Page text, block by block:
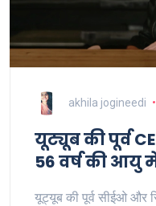
akhila jogineedi
यूट्यूब की पूर्व
56 वर्ष की आयु
की प्रभावशाली
यूट्यूब की पूर्व सीईओ और